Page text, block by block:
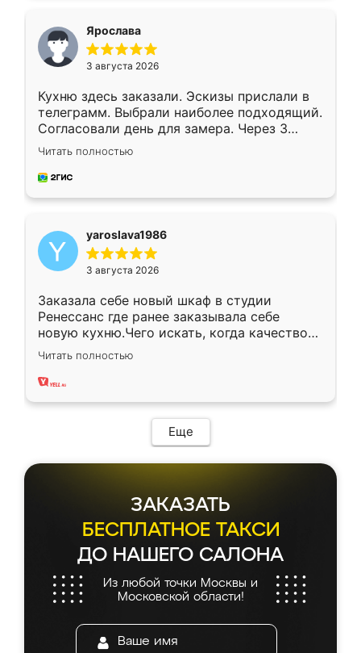
Ярослава
3 августа 2026
Кухню здесь заказали. Эскизы прислали в
телеграмм. Выбрали наиболее подходящий.
Согласовали день для замера. Через 3
недели кухня была уже готова. Остались
довольны работой. Спасибо Ренессанс
мебель за качественную работу!
Читать полностью
yaroslava1986
3 августа 2026
Заказала себе новый шкаф в студии
Ренессанс где ранее заказывала себе
новую кухню.Чего искать, когда качеством
вполне довольна. Служит кухня уже почти
два года, нареканий нет.
Читать полностью
Еще
ЗАКАЗАТЬ
БЕСПЛАТНОЕ ТАКСИ
ДО НАШЕГО САЛОНА
Из любой точки Москвы и
Московской области!